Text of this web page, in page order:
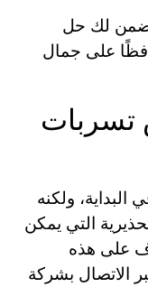
يضمن لك حل
على جمال
تسربات
ولكنه
التي يمكن
على هذه
الاتصال بشركة